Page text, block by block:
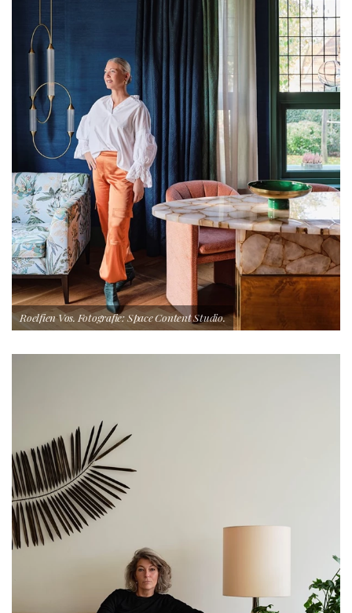
Roelfien Vos. Fotografie: Space Content Studio.